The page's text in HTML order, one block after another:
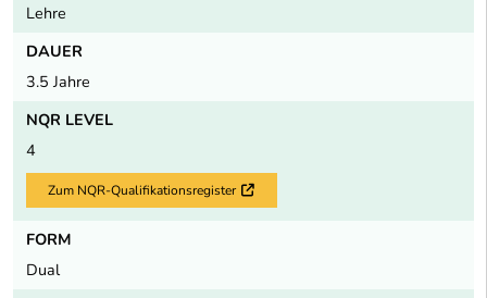
Lehre
DAUER
3.5 Jahre
NQR LEVEL
4
Zum NQR-Qualifikationsregister Externer Link
FORM
Dual